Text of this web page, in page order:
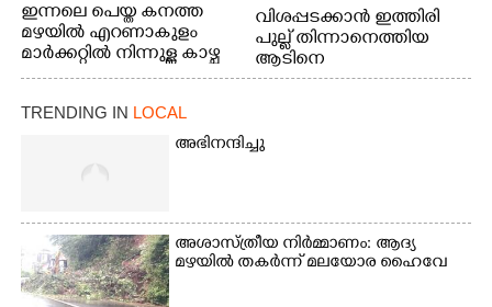
ഇന്നലെ പെയ്ത കനത്ത
മഴയിൽ എറണാകുളം
മാർക്കറ്റിൽ നിന്നുള്ള കാഴ്ച
വിശപ്പടക്കാൻ ഇത്തിരി
പുല്ല് തിന്നാനെത്തിയ
ആടിനെ
ആക്രമിക്കാനൊരുങ്ങുന്ന
വാത്തുരുത്തിയിൽ
TRENDING IN LOCAL
അഭിനന്ദിച്ചു
അശാസ്ത്രീയ നിർമ്മാണം: ആദ്യ
മഴയിൽ തകർന്ന് മലയോര ഹൈവേ